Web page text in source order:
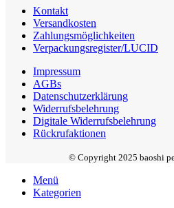
Kontakt
Versandkosten
Zahlungsmöglichkeiten
Verpackungsregister/LUCID
Impressum
AGBs
Datenschutzerklärung
Widerrufsbelehrung
Digitale Widerrufsbelehrung
Rückrufaktionen
© Copyright 2025 baoshi
Menü
Kategorien